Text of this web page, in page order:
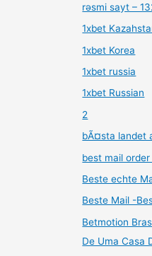
rəsmi sayt –
1xbet
1xbet Korea
1xbet russia
1xbet Russian
2
bÃ¤sta landet
best mail
Beste echte
Beste Mail -
Betmotion
De Uma Casa